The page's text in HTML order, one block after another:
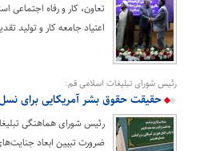
تعاون، کار و رفاه اجتماعی
اعتیاد جامعه کار و تولید
رئیس شورای تبلیغات اسلامی قم:
حقیقت حقوق بشر آمریکایی برای
رئیس شورای هماهنگی
ضرورت تبیین ابعاد